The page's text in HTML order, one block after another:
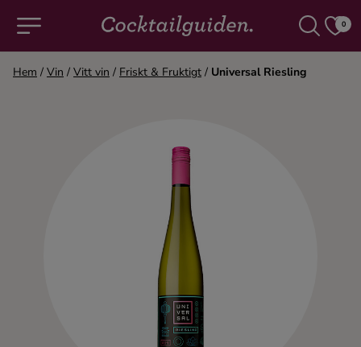
0
Alla cocktails & drinkar
Hem / Vin / Vitt vin / Friskt & Fruktigt / Universal Riesling